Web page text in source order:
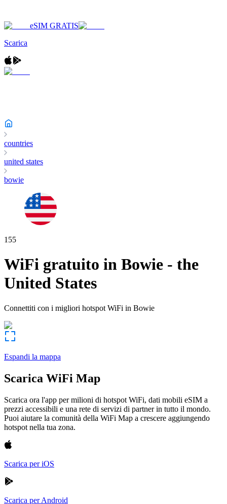
eSIM GRATIS
Scarica
countries
united states
bowie
155
WiFi gratuito in Bowie - the
United States
Connettiti con i migliori hotspot WiFi in Bowie
Espandi la mappa
Scarica WiFi Map
Scarica ora l'app per milioni di hotspot WiFi, dati mobili eSIM a
prezzi accessibili e una rete di servizi di partner in tutto il mondo.
Puoi aiutare la comunità della WiFi Map a crescere aggiungendo
hotspot nella tua zona.
Scarica per iOS
Scarica per Android